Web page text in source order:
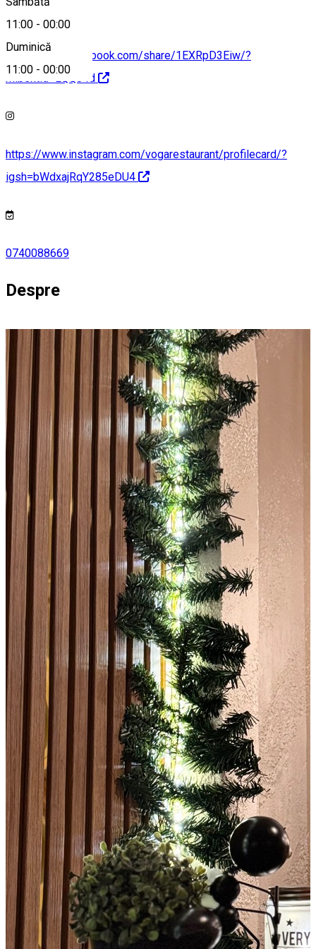
11:00 - 00:00
Duminică
11:00 - 00:00
https://www.facebook.com/share/1EXRpD3Eiw/?
mibextid=LQQJ4d
https://www.instagram.com/vogarestaurant/profilecard/?
igsh=bWdxajRqY285eDU4
0740088669
Despre